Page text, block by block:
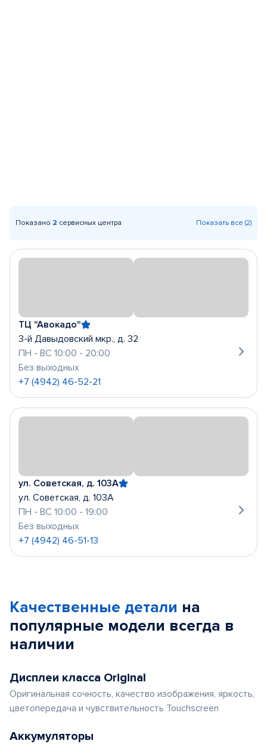
Показано 2 сервисных центра Показать все (2)
ТЦ "Авокадо"
3-й Давыдовский мкр., д. 32
ПН - ВС 10:00 - 20:00
Без выходных
+7 (4942) 46-52-21
ул. Советская, д. 103А
ул. Советская, д. 103А
ПН - ВС 10:00 - 19:00
Без выходных
+7 (4942) 46-51-13
Качественные детали на
популярные модели всегда в
наличии
Дисплеи класса Original
Оригинальная сочность, качество изображения, яркость,
цветопередача и чувствительность Touchscreen
Аккумуляторы